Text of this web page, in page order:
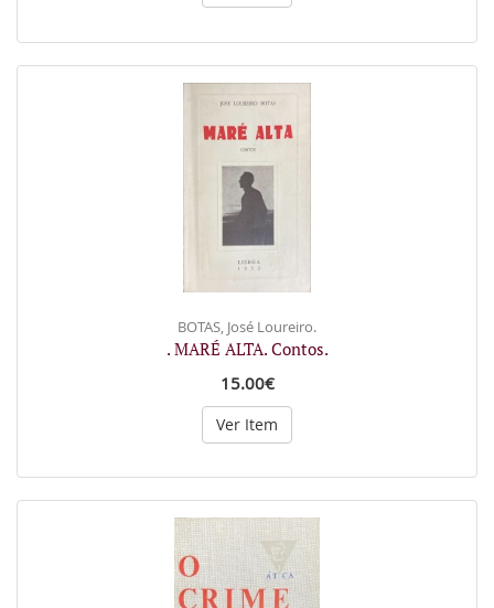
BOTAS, José Loureiro.
. MARÉ ALTA. Contos.
15.00€
Ver Item